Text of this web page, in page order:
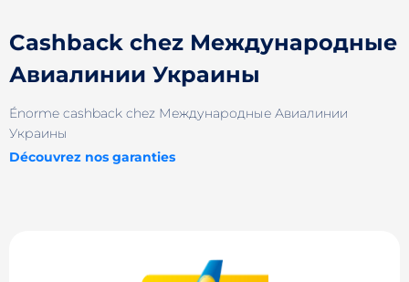
Cashback chez Международные
Авиалинии Украины
Énorme cashback chez Международные Авиалинии
Украины
Découvrez nos garanties